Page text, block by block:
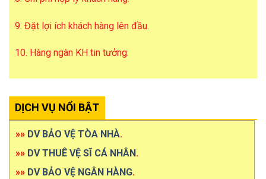
9. Đặt lợi ích khách hàng lên đầu.
10. Hàng ngàn KH tin tưởng.
DỊCH VỤ NỔI BẬT
»» DV BẢO VỆ TÒA NHÀ.
»» DV THUÊ VỆ SĨ CÁ NHÂN .
»» DV BẢO VỆ NGÂN HÀNG.